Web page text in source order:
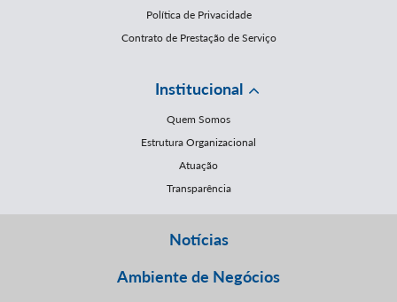
Política de Privacidade
Contrato de Prestação de Serviço
Institucional
Quem Somos
Estrutura Organizacional
Atuação
Transparência
Notícias
Ambiente de Negócios